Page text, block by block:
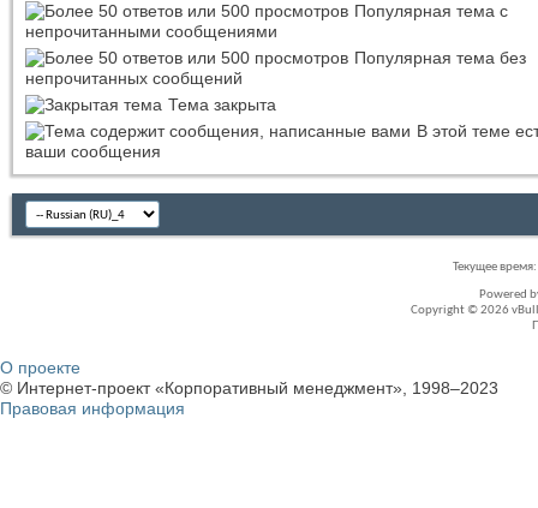
Популярная тема с
непрочитанными сообщениями
Популярная тема без
непрочитанных сообщений
Тема закрыта
В этой теме
ваши сообщения
Текущее время:
Powered
Copyright © 2026
О проекте
© Интернет-проект «Корпоративный менеджмент», 1998–2023
Правовая информация